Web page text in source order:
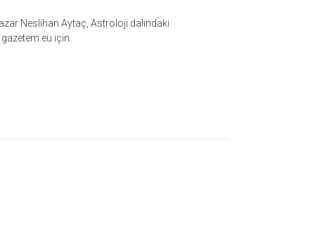
Neslihan Aytaç, Astroloji dalındaki
gazetem.eu için